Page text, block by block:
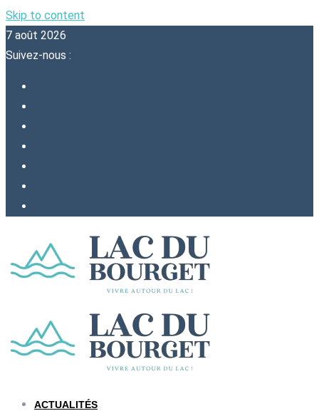
Skip to content
7 août 2026
Suivez-nous :
ACTUALITÉS